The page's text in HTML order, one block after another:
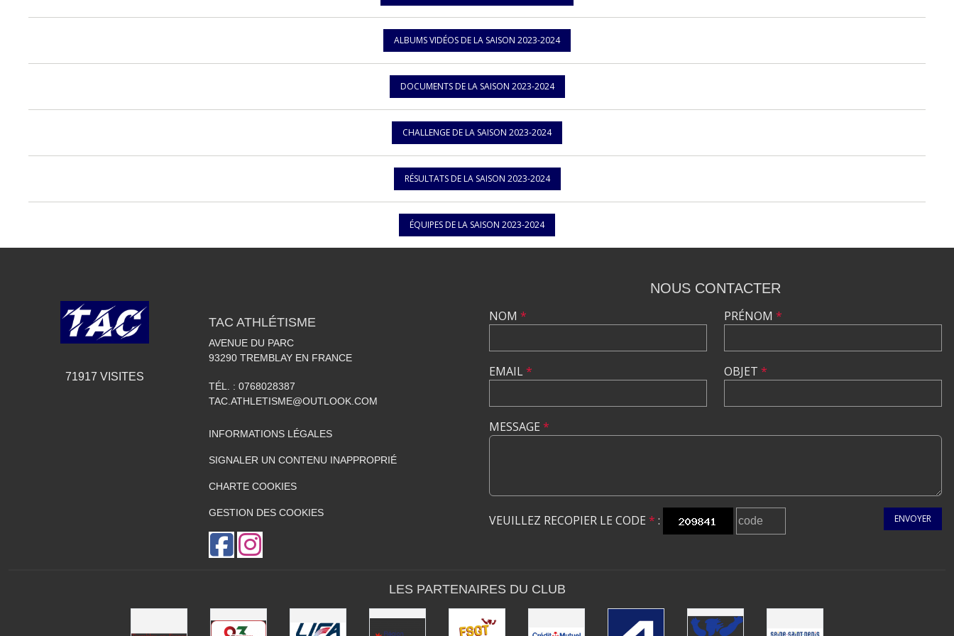
ALBUMS VIDÉOS DE LA SAISON 2023-2024
DOCUMENTS DE LA SAISON 2023-2024
CHALLENGE DE LA SAISON 2023-2024
RÉSULTATS DE LA SAISON 2023-2024
ÉQUIPES DE LA SAISON 2023-2024
71917 VISITES
TAC ATHLÉTISME
AVENUE DU PARC
93290 TREMBLAY EN FRANCE
TÉL. : 0768028387
TAC.ATHLETISME@OUTLOOK.COM
INFORMATIONS LÉGALES
SIGNALER UN CONTENU INAPPROPRIÉ
CHARTE COOKIES
GESTION DES COOKIES
NOUS CONTACTER
NOM *
EMAIL*
PRÉNOM *
OBJET *
MESSAGE *
VEUILLEZ RECOPIER LE CODE * : ENVOYER
LES PARTENAIRES DU CLUB